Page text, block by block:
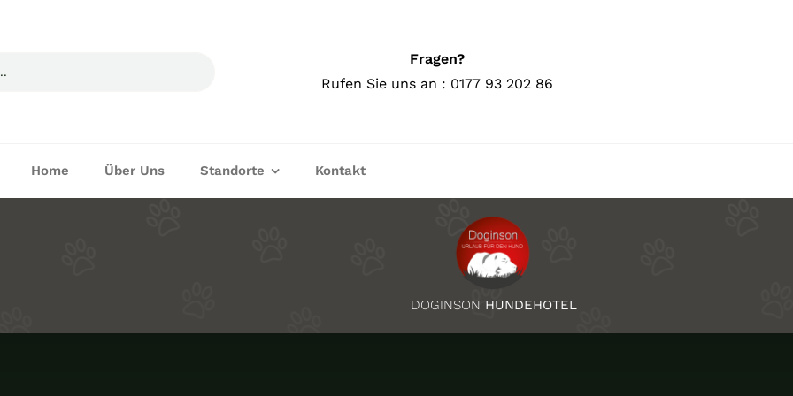
Fragen?
Rufen Sie uns an : 0177 93 202 86
Home Über Uns Standorte Kontakt
DOGINSON HUNDEHOTEL